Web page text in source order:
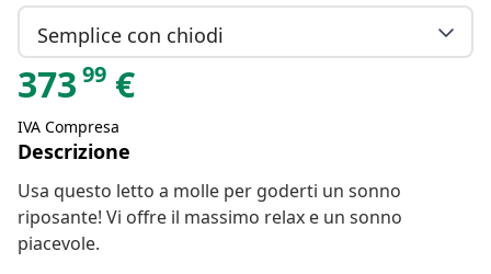
Semplice con chiodi
373 99 €
IVA Compresa
Descrizione
Usa questo letto a molle per goderti un sonno
riposante! Vi offre il massimo relax e un sonno
piacevole.